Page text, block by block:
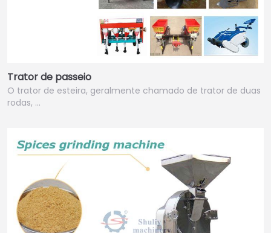
Trator de passeio
O trator de esteira, geralmente chamado de trator de duas
rodas, ...